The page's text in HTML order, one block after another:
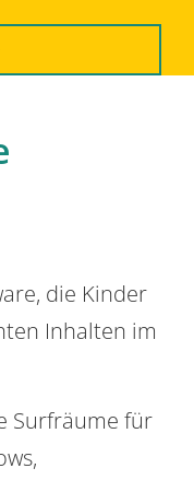
die Kinder
Inhalten im
Surfräume für